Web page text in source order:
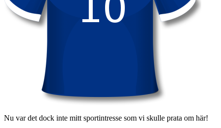
Nu var det dock inte mitt sportintresse som vi skulle prata om här!